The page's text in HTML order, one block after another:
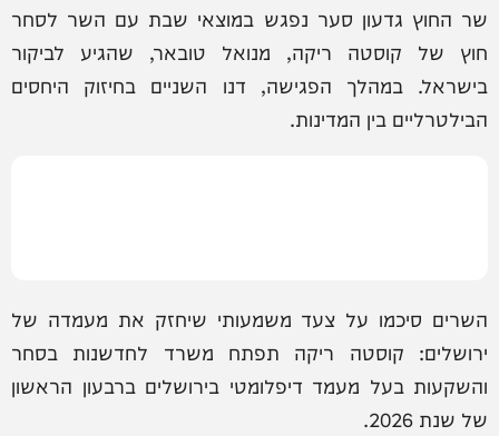
שר החוץ גדעון סער נפגש במוצאי שבת עם השר לסחר
חוץ של קוסטה ריקה, מנואל טובאר, שהגיע לביקור
בישראל. במהלך הפגישה, דנו השניים בחיזוק היחסים
הבילטרליים בין המדינות.
השרים סיכמו על צעד משמעותי שיחזק את מעמדה של
ירושלים: קוסטה ריקה תפתח משרד לחדשנות בסחר
והשקעות בעל מעמד דיפלומטי בירושלים ברבעון הראשון
של שנת 2026.